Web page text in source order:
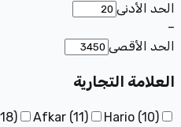
الحد الأدنى
–
الحد الأقصى
العلامة التجارية
18) Afkar (11) Hario (10)